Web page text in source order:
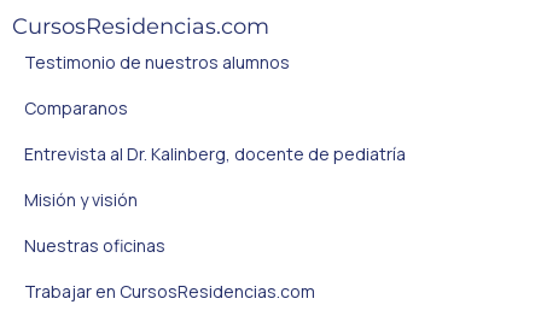
CursosResidencias.com
Testimonio de nuestros alumnos
Comparanos
Entrevista al Dr. Kalinberg, docente de pediatría
Misión y visión
Nuestras oficinas
Trabajar en CursosResidencias.com